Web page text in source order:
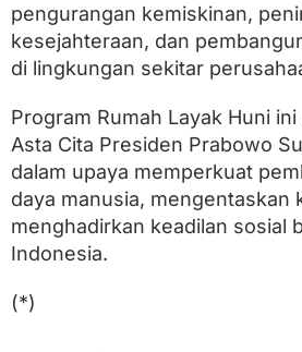
pengurangan kemiskinan,
kesejahteraan, dan
di lingkungan sekitar
Program Rumah Layak Huni
Asta Cita Presiden Prabowo
dalam upaya memperkuat
daya manusia, mengentaskan
menghadirkan keadilan sosial
Indonesia.
(*)